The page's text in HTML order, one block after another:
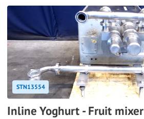
STN13554
Inline Yoghurt - Fruit mixer